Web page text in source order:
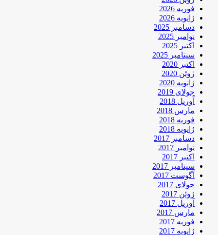
فوریه 2026
ژانویه 2026
دسامبر 2025
نوامبر 2025
اکتبر 2025
سپتامبر 2025
اکتبر 2020
ژوئن 2020
ژانویه 2020
جولای 2019
آوریل 2018
مارس 2018
فوریه 2018
ژانویه 2018
دسامبر 2017
نوامبر 2017
اکتبر 2017
سپتامبر 2017
آگوست 2017
جولای 2017
ژوئن 2017
آوریل 2017
مارس 2017
فوریه 2017
ژانویه 2017